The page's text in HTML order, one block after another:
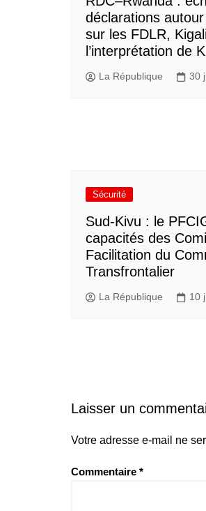
déclarations
sur les FDLR,
l’interprétation de
La République 30
Sécurité
Sud-Kivu : le
capacités des
Facilitation du
Transfrontalier
La République 10
Laisser un
Votre adresse e-mail ne
Commentaire *